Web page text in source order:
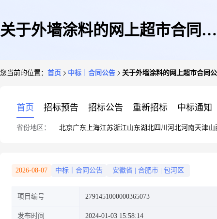
关于外墙涂料的网上超市合同公
您当前的位置： 首页 中标｜合同公告 关于外墙涂料的网上超市合同
首页 招标预告 招标公告 重新招标 中标通知
省份地区： 北京广东 上海江苏浙江山东湖北四川 河北河南天津山
2026-08-07 中标｜合同公告 安徽省 合肥市 包河区
项目编号 2791451000000365073
发布时间 2024-01-03 15:58:14